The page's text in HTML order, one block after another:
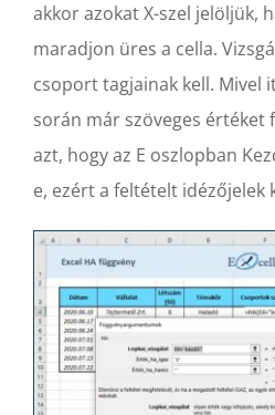
akkor azokat X-szel jelöljük,
maradjon üres a cella.
csoport tagjainak kell. Mivel
során már szöveges értéket
azt, hogy az E oszlopban
e, ezért a feltételt idézőjelek